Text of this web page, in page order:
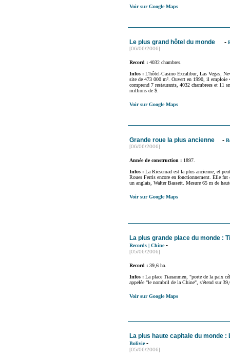
Voir sur Google Maps
Le plus grand hôtel du monde -
[06/06/2006]
Record : 4032 chambres.
Infos : L'hôtel-Casino Excalibur, Las Vegas,
site de 473 000 m². Ouvert en 1990, il emploie
comprend 7 restaurants, 4032 chambrees et 11
millions de $.
Voir sur Google Maps
Grande roue la plus ancienne -
[06/06/2006]
Année de construction : 1897.
Infos : La Riesenrad est la plus ancienne, et
Roues Ferris encore en fonctionnement. Elle fut
un anglais, Walter Bassett. Mesure 65 m de
Voir sur Google Maps
La plus grande place du monde :
Records | Chine-
[05/06/2006]
Record : 39,6 ha.
Infos : La place Tiananmen, "porte de la paix
appelée "le nombril de la Chine", s'étend sur
Voir sur Google Maps
La plus haute capitale du monde :
Bolivie-
[05/06/2006]